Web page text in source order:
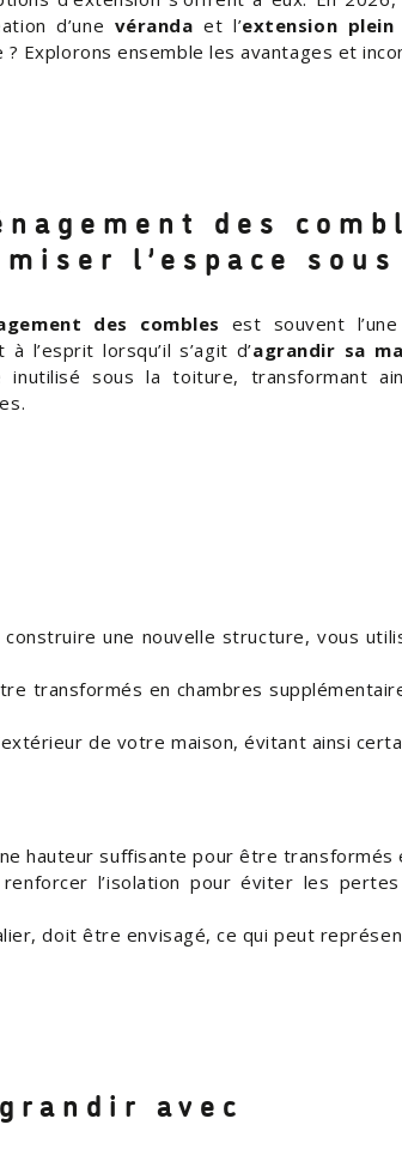
d’une véranda et l’extension plein
Explorons ensemble les avantages et
des
l’espace
des combles est souvent
à l’esprit lorsqu’il s’agit d’agrandir sa
inutilisé sous la toiture, transformant
une nouvelle structure, vous
transformés en chambres
de votre maison, évitant ainsi
hauteur suffisante pour être transformés
l’isolation pour éviter les
doit être envisagé, ce qui peut
avec